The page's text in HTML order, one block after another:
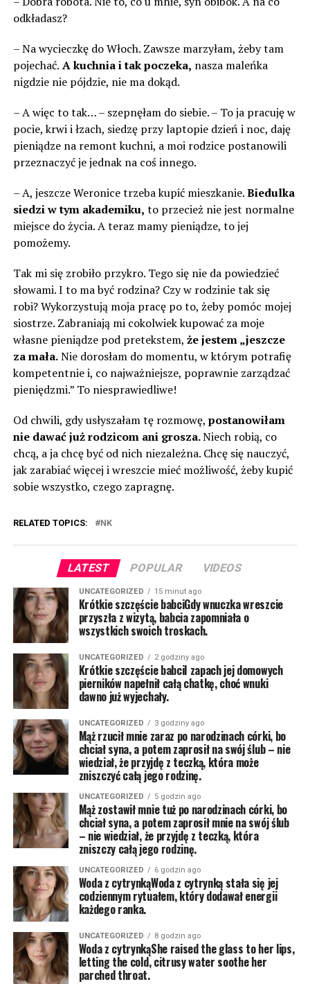
odkładasz?
– Na wycieczkę do Włoch. Zawsze marzyłam, żeby tam
pojechać. A kuchnia i tak poczeka, nasza maleńka
nigdzie nie pójdzie, nie ma dokąd.
– A więc to tak… – szepnęłam do siebie. – To ja pracuję w
pocie, krwi i łzach, siedzę przy laptopie dzień i noc, daję
pieniądze na remont kuchni, a moi rodzice postanowili
przeznaczyć je jednak na coś innego.
– A, jeszcze Weronice trzeba kupić mieszkanie.Biedulka
siedzi w tym akademiku, to przecież nie jest normalne
miejsce do życia. A teraz mamy pieniądze, to jej
pomożemy.
Tak mi się zrobiło przykro. Tego się nie da powiedzieć
słowami. I to ma być rodzina? Czy w rodzinie tak się
robi? Wykorzystują moja pracę po to, żeby pomóc mojej
siostrze. Zabraniają mi cokolwiek kupować za moje
własne pieniądze pod pretekstem, że jestem „jeszcze
za mała.Nie dorosłam do momentu, w którym potrafię
kompetentnie i, co najważniejsze, poprawnie zarządzać
pieniędzmi.” To niesprawiedliwe!
Od chwili, gdy usłyszałam tę rozmowę, postanowiłam
nie dawać już rodzicom ani grosza.Niech robią, co
chcą, a ja chcę być od nich niezależna. Chcę się nauczyć,
jak zarabiać więcej i wreszcie mieć możliwość, żeby kupić
sobie wszystko, czego zapragnę.
RELATED TOPICS: NK
LATEST POPULAR VIDEOS
UNCATEGORIZED 15 minut ago
Krótkie szczęście babciGdy wnuczka wreszcie
przyszła z wizytą, babcia zapomniała o
wszystkich swoich troskach.
UNCATEGORIZED 2 godziny ago
Krótkie szczęście babciI zapach jej domowych
pierników napełnił całą chatkę, choć wnuki
dawno już wyjechały.
UNCATEGORIZED 3 godziny ago
Mąż rzucił mnie zaraz po narodzinach córki, bo
chciał syna, a potem zaprosił na swój ślub – nie
wiedział, że przyjdę z teczką, która może
zniszczyć całą jego rodzinę.
UNCATEGORIZED 5 godzin ago
Mąż zostawił mnie tuż po narodzinach córki, bo
chciał syna, a potem zaprosił mnie na swój ślub
– nie wiedział, że przyjdę z teczką, która
zniszczy całą jego rodzinę.
UNCATEGORIZED 6 godzin ago
Woda z cytrynkąWoda z cytrynką stała się jej
codziennym rytuałem, który dodawał energii
każdego ranka.
UNCATEGORIZED 8 godzin ago
Woda z cytrynkąShe raised the glass to her lips,
letting the cold, citrusy water soothe her
parched throat.